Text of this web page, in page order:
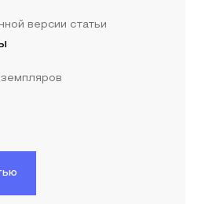
версии статьи